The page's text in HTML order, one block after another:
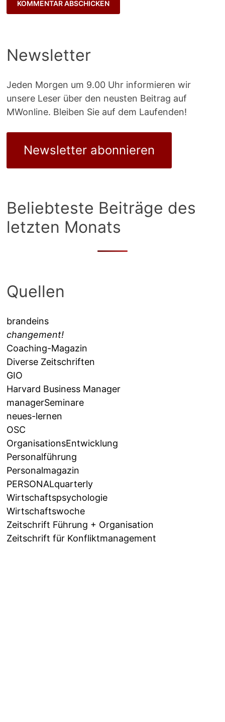
Newsletter
Jeden Morgen um 9.00 Uhr informieren wir
unsere Leser über den neusten Beitrag auf
MWonline. Bleiben Sie auf dem Laufenden!
Newsletter abonnieren
Beliebteste Beiträge des
letzten Monats
Quellen
brandeins
changement!
Coaching-Magazin
Diverse Zeitschriften
GIO
Harvard Business Manager
managerSeminare
neues-lernen
OSC
OrganisationsEntwicklung
Personalführung
Personalmagazin
PERSONALquarterly
Wirtschaftspsychologie
Wirtschaftswoche
Zeitschrift Führung + Organisation
Zeitschrift für Konfliktmanagement